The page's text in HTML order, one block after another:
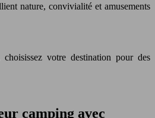
nature, convivialité et amusements
choisissez votre destination pour des
camping avec